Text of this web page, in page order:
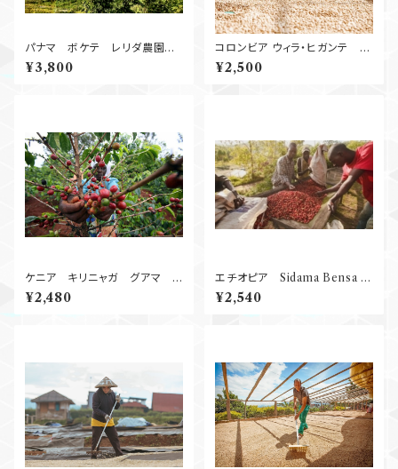
パナマ ボケテ レリダ農園
Natural
¥3,800
コロンビア ウィラ・ヒガンテ ゲ
¥2,500
ケニア キリニャガ グアマ
AA Washed 2
50g
¥2,480
エチオピア Sidama Bensa S
hantawene Natural G１ 25
0g
¥2,540